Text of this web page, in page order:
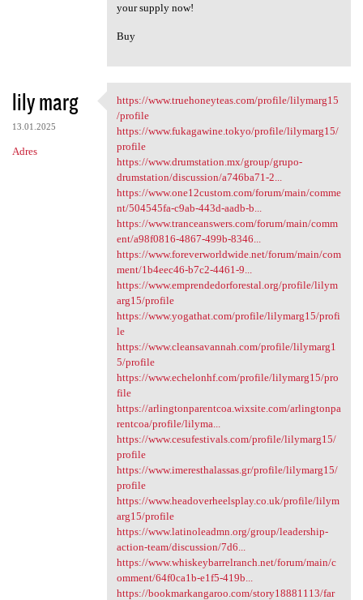
your supply now!
Buy
lily marg
13.01.2025
Adres
https://www.truehoneyteas.com
https://www.truehoneyteas.com/profile/lilymarg15
/profile
https://www.fukagawine.tokyo/profile/lilymarg15/
profile
https://www.drumstation.mx/group/grupo-
drumstation/discussion/a746ba71-2...
https://www.one12custom.com/forum/main/comme
nt/504545fa-c9ab-443d-aadb-b...
https://www.tranceanswers.com/forum/main/comm
ent/a98f0816-4867-499b-8346...
https://www.foreverworldwide.net/forum/main/com
ment/1b4eec46-b7c2-4461-9...
https://www.emprendedorforestal.org/profile/lilym
arg15/profile
https://www.yogathat.com/profile/lilymarg15/profi
le
https://www.cleansavannah.com/profile/lilymarg1
5/profile
https://www.echelonhf.com/profile/lilymarg15/pro
file
https://arlingtonparentcoa.wixsite.com/arlingtonpa
rentcoa/profile/lilyma...
https://www.cesufestivals.com/profile/lilymarg15/
profile
https://www.imeresthalassas.gr/profile/lilymarg15/
profile
https://www.headoverheelsplay.co.uk/profile/lilym
arg15/profile
https://www.latinoleadmn.org/group/leadership-
action-team/discussion/7d6...
https://www.whiskeybarrelranch.net/forum/main/c
omment/64f0ca1b-e1f5-419b...
https://bookmarkangaroo.com/story18881113/far